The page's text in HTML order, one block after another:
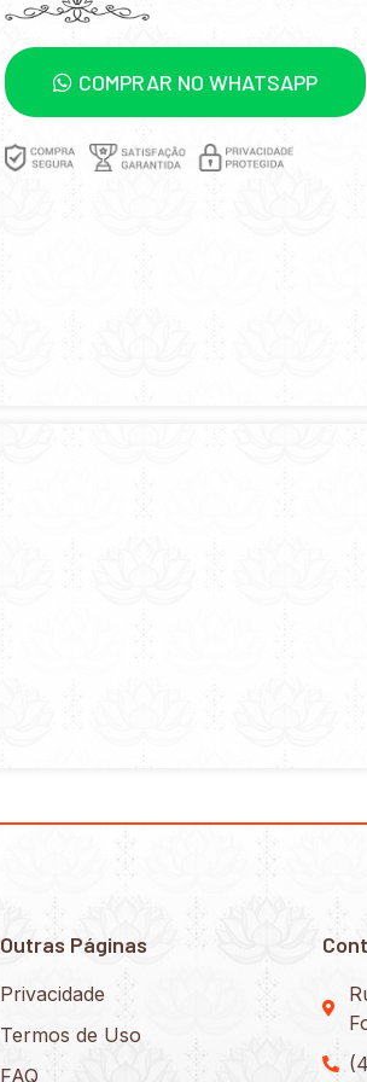
COMPRAR NO WHATSAPP
Outras Páginas
Privacidade
Termos de Uso
FAQ